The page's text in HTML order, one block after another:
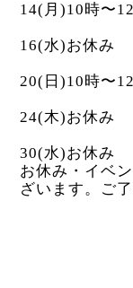
14(月)10時〜
16(水)お休み
20(日)10時〜
24(木)お休み
30(水)お休み
お休み・イベ
ざいます。ご